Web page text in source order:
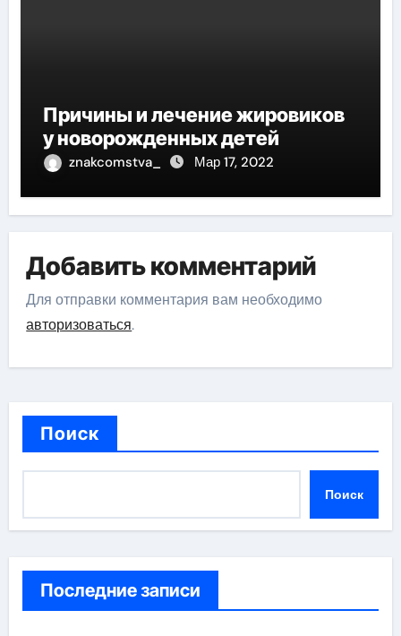
Причины и лечение жировиков
у новорожденных детей
znakcomstva_ Мар 17, 2022
Добавить комментарий
Для отправки комментария вам необходимо
авторизоваться.
Поиск
Поиск
Последние записи